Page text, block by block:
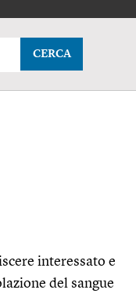
CERCA
interessato e
del sangue